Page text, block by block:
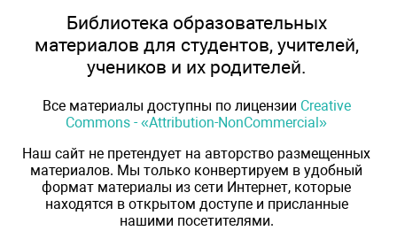
Библиотека образовательных
материалов для студентов, учителей,
учеников и их родителей.
Все материалы доступны по лицензии Creative
Commons - «Attribution-NonCommercial»
Наш сайт не претендует на авторство размещенных
материалов. Мы только конвертируем в удобный
формат материалы из сети Интернет, которые
находятся в открытом доступе и присланные
нашими посетителями.